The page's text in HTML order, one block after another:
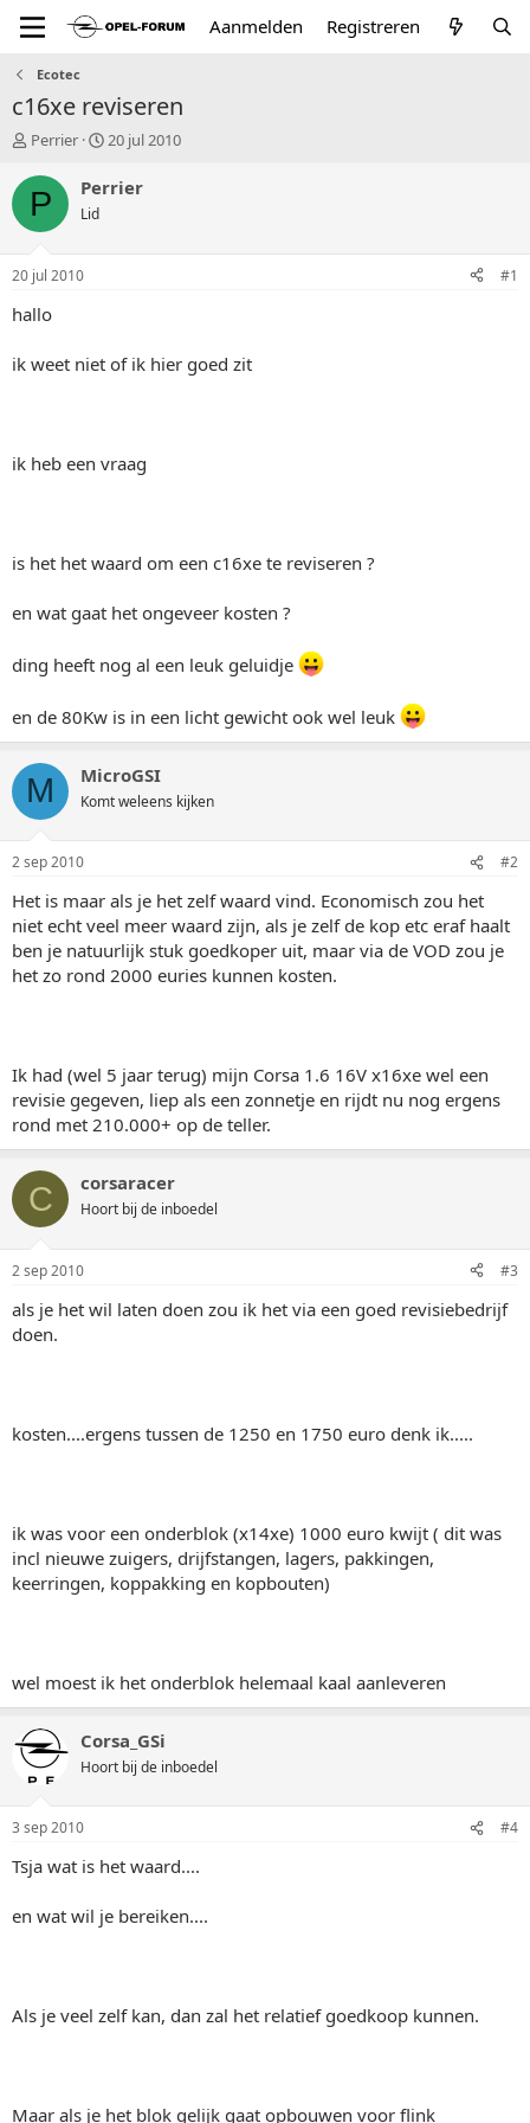
Aanmelden Registreren
Ecotec
c16xe reviseren
T
p
t
a
r
r
Perrier
S
a
20 jul 2010
P Perrier
Lid
20 jul 2010 #1
hallo
ik weet niet of ik hier goed zit
ik heb een vraag
is het het waard om een c16xe te reviseren ?
en wat gaat het ongeveer kosten ?
ding heeft nog al een leuk geluidje
en de 80Kw is in een licht gewicht ook wel leuk
M MicroGSI
Komt weleens kijken
2 sep 2010 #2
Het is maar als je het zelf waard vind. Economisch zou het
niet echt veel meer waard zijn, als je zelf de kop etc eraf haalt
ben je natuurlijk stuk goedkoper uit, maar via de VOD zou je
het zo rond 2000 euries kunnen kosten.
Ik had (wel 5 jaar terug) mijn Corsa 1.6 16V x16xe wel een
revisie gegeven, liep als een zonnetje en rijdt nu nog ergens
rond met 210.000+ op de teller.
C corsaracer
Hoort bij de inboedel
2 sep 2010 #3
als je het wil laten doen zou ik het via een goed revisiebedrijf
doen.
kosten....ergens tussen de 1250 en 1750 euro denk ik.....
ik was voor een onderblok (x14xe) 1000 euro kwijt ( dit was
incl nieuwe zuigers, drijfstangen, lagers, pakkingen,
keerringen, koppakking en kopbouten)
wel moest ik het onderblok helemaal kaal aanleveren
Corsa_GSi
Hoort bij de inboedel
3 sep 2010 #4
Tsja wat is het waard....
en wat wil je bereiken....
Als je veel zelf kan, dan zal het relatief goedkoop kunnen.
Maar als je het blok gelijk gaat opbouwen voor flink